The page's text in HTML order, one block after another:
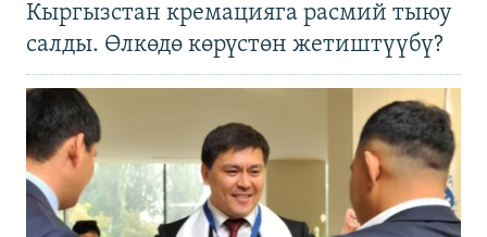
Кыргызстан кремацияга расмий тыюу
салды. Өлкөдө көрүстөн жетиштүүбү?